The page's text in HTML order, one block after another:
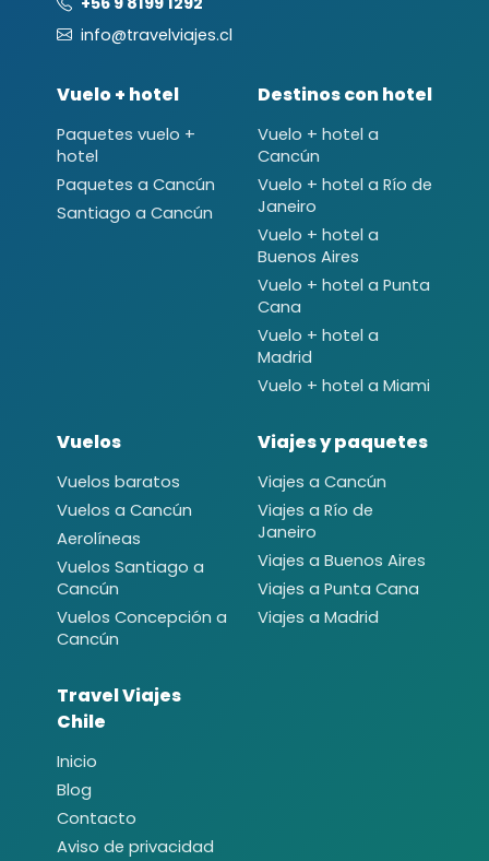
info@travelviajes.cl
Vuelo + hotel
Paquetes vuelo +
hotel
Paquetes a Cancún
Santiago a Cancún
Destinos con hotel
Vuelo + hotel a
Cancún
Vuelo + hotel a Río de
Janeiro
Vuelo + hotel a
Buenos Aires
Vuelo + hotel a Punta
Cana
Vuelo + hotel a
Madrid
Vuelo + hotel a Miami
Vuelos
Vuelos baratos
Vuelos a Cancún
Aerolíneas
Vuelos Santiago a
Cancún
Vuelos Concepción a
Cancún
Viajes y paquetes
Viajes a Cancún
Viajes a Río de
Janeiro
Viajes a Buenos Aires
Viajes a Punta Cana
Viajes a Madrid
Travel Viajes
Chile
Inicio
Blog
Contacto
Aviso de privacidad